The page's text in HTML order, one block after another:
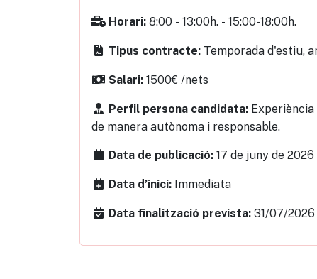
Horari: 8:00 - 13:00h. - 15:00-18:00h.
Tipus contracte: Temporada d'estiu,
Salari: 1500€ /nets
Perfil persona candidata:
de manera autònoma i responsable.
Data de publicació: 17 de juny de 2026
Data d’inici: Immediata
Data finalització prevista: 31/07/